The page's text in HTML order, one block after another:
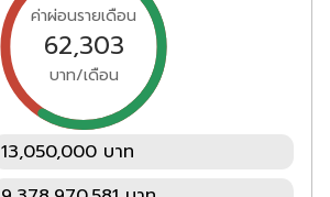
ค่าผ่อนรายเดือน
62,303
บาท/เดือน
13,050,000 บาท